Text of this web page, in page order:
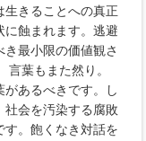
きることへの真正
に蝕まれます。逃避
最小限の価値観さ
葉もまた然り。
あるべきです。し
会を汚染する腐敗
す。飽くなき対話を